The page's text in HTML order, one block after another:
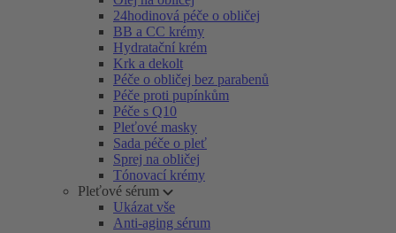
24hodinová péče o obličej
BB a CC krémy
Hydratační krém
Krk a dekolt
Péče o obličej bez parabenů
Péče proti pupínkům
Péče s Q10
Pleťové masky
Sada péče o pleť
Sprej na obličej
Tónovací krémy
Pleťové sérum
Ukázat vše
Anti-aging sérum